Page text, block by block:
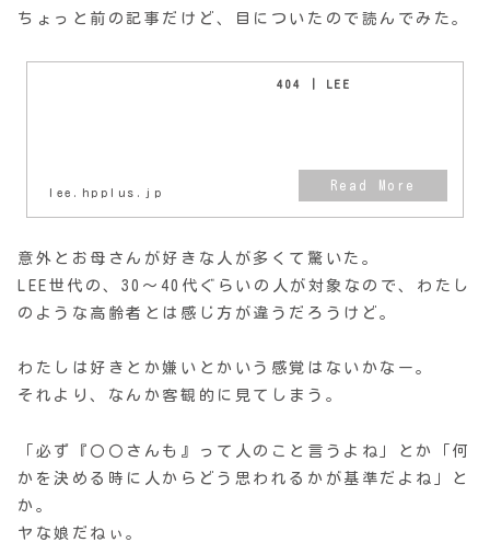
ちょっと前の記事だけど、目についたので読んでみた。
404 | LEE
lee.hpplus.jp
意外とお母さんが好きな人が多くて驚いた。
LEE世代の、30〜40代ぐらいの人が対象なので、わたし
のような高齢者とは感じ方が違うだろうけど。
わたしは好きとか嫌いとかいう感覚はないかなー。
それより、なんか客観的に見てしまう。
「必ず『〇〇さんも』って人のこと言うよね」とか「何
かを決める時に人からどう思われるかが基準だよね」と
か。
ヤな娘だねぃ。